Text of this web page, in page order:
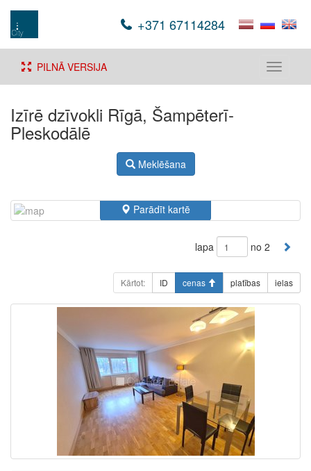
+371 67114284
Toggle
PILNĀ VERSIJA
Izīrē dzīvokli Rīgā, Šampēterī-
Pleskodālē
Meklēšana
Parādīt kartē
lapa no 2
Kārtot: ID cenas platības ielas